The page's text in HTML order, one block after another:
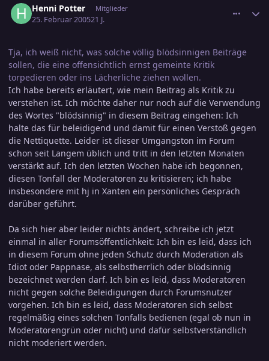
Henni Potter Mitglieder
25. Februar 200521 J.
Tja, ich weiß nicht, was solche völlig blödsinnigen Beiträge
sollen, die eine offensichtlich ernst gemeinte Kritik
torpedieren oder ins Lächerliche ziehen wollen.
Ich habe bereits erläutert, wie mein Beitrag als Kritik zu
verstehen ist. Ich möchte daher nur noch auf die Verwendung
des Wortes "blödsinnig" in diesem Beitrag eingehen: Ich
halte das für beleidigend und damit für einen Verstoß gegen
die Nettiquette. Leider ist dieser Umgangston im Forum
schon seit Langem üblich und tritt in den letzten Monaten
verstärkt auf. Ich den letzten Wochen habe ich begonnen,
diesen Tonfall der Moderatoren zu kritisieren; ich habe
insbesondere mit hj in Xanten ein persönliches Gespräch
darüber geführt.
Da sich hier aber leider nichts ändert, schreibe ich jetzt
einmal in aller Forumsöffentlichkeit: Ich bin es leid, dass ich
in diesem Forum ohne jeden Schutz durch Moderation als
Idiot oder Pappnase, als selbstherrlich oder blödsinnig
bezeichnet werden darf. Ich bin es leid, dass Moderatoren
nicht gegen solche Beleidigungen durch Forumsnutzer
vorgehen. Ich bin es leid, dass Moderatoren sich selbst
regelmäßig eines solchen Tonfalls bedienen (egal ob nun in
Moderatorengrün oder nicht) und dafür selbstverständlich
nicht moderiert werden.